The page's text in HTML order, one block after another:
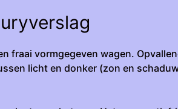
fraai vormgegeven wagen.
licht en donker (zon en